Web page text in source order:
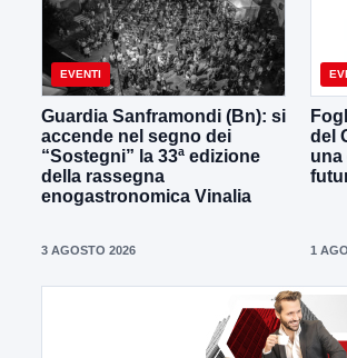
EVENTI
Guardia Sanframondi (Bn): si
accende nel segno dei
“Sostegni” la 33ª edizione
della rassegna
enogastronomica Vinalia
3 AGOSTO 2026
del
una
1